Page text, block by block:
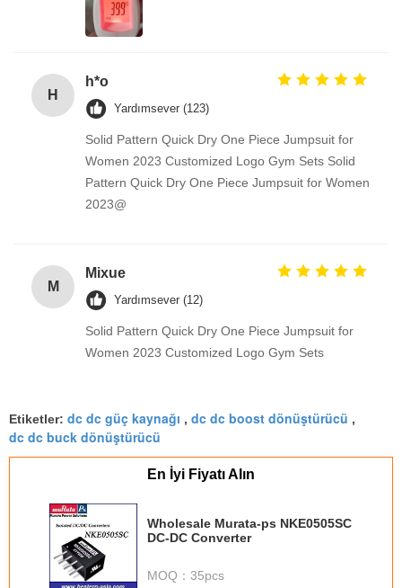
H
h*o
Yardımsever (123)
Solid Pattern Quick Dry One Piece Jumpsuit for
Women 2023 Customized Logo Gym Sets Solid
Pattern Quick Dry One Piece Jumpsuit for Women
2023@
M
Mixue
Yardımsever (12)
Solid Pattern Quick Dry One Piece Jumpsuit for
Women 2023 Customized Logo Gym Sets
Etiketler: dc dc güç kaynağı , dc dc boost dönüştürücü ,
dc dc buck dönüştürücü
En İyi Fiyatı Alın
Wholesale Murata-ps NKE0505SC
DC-DC Converter
MOQ： 35pcs